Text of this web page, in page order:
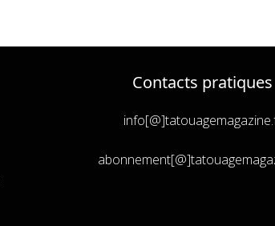
Contacts pratiques